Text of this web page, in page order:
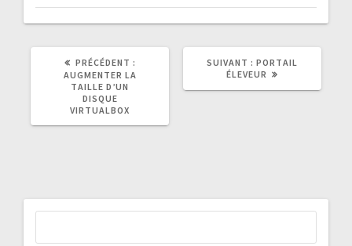
PRÉCÉDENT :
PRÉCÉDENT
AUGMENTER LA
TAILLE D’UN
DISQUE
VIRTUALBOX
SUIVANT : ARTICLE
SUIVANT
PORTAIL
ÉLEVEUR